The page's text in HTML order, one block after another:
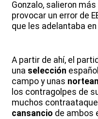
Gonzalo, salieron
provocar un error de
que les adelantaba
A partir de ahí, el
una selección
campo y unas
los contragolpes de
muchos
cansancio de ambos